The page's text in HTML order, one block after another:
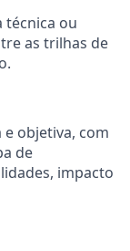
técnica ou
as trilhas de
objetiva, com
de
impacto